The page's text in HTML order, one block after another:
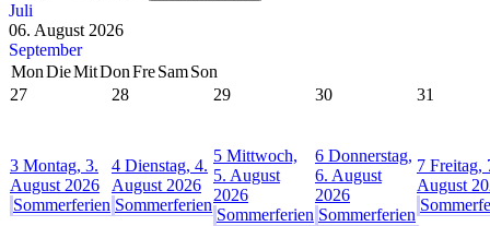
Juli
06. August 2026
September
MonDieMitDonFreSamSon
27
28 29 30 31
3 Montag, 3.
August 2026
Sommerferien
4 Dienstag, 4.
August 2026
Sommerferien
5 Mittwoch,
5. August
2026
Sommerferien
6 Donnerstag,
6. August
2026
Sommerferien
7 Freitag,
August